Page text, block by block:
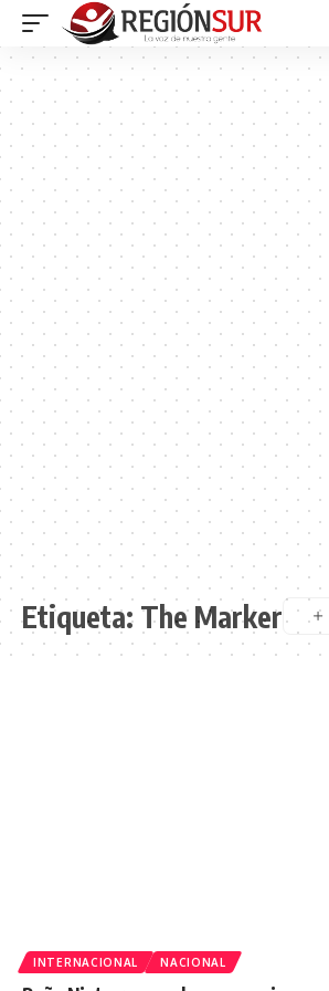
Etiqueta: The Marker
INTERNACIONAL NACIONAL